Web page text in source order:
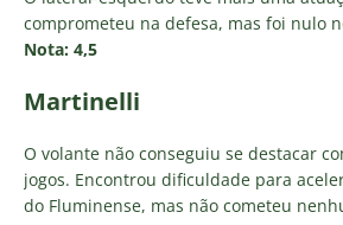
comprometeu na defesa, mas foi nulo
Nota: 4,5
Martinelli
O volante não conseguiu se destacar
jogos. Encontrou dificuldade para
do Fluminense, mas não cometeu